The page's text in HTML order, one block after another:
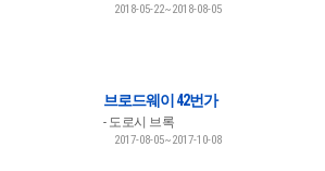
2018-05-22~2018-08-05
브로드웨이 42번가
도로시 브록
2017-08-05~2017-10-08